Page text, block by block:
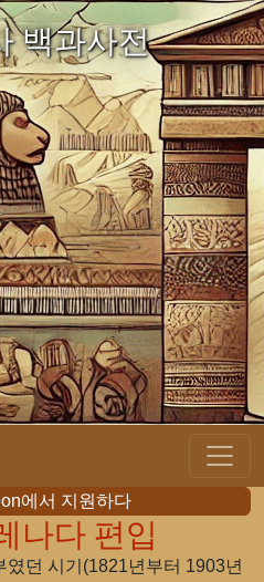
백과사전
에서 지원하다
나다 편입
던 시기(1821년부터 1903년